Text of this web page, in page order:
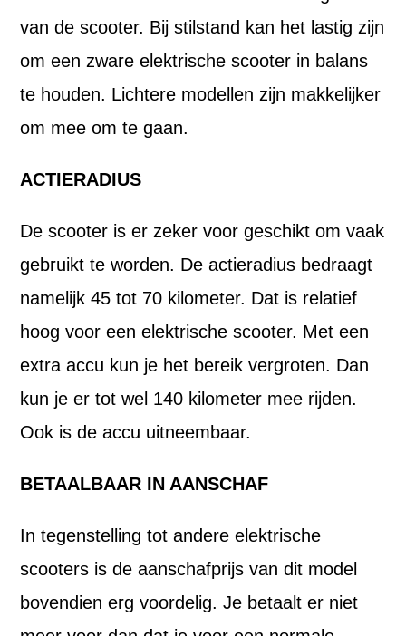
van de scooter. Bij stilstand kan het lastig zijn
om een zware elektrische scooter in balans
te houden. Lichtere modellen zijn makkelijker
om mee om te gaan.
ACTIERADIUS
De scooter is er zeker voor geschikt om vaak
gebruikt te worden. De actieradius bedraagt
namelijk 45 tot 70 kilometer. Dat is relatief
hoog voor een elektrische scooter. Met een
extra accu kun je het bereik vergroten. Dan
kun je er tot wel 140 kilometer mee rijden.
Ook is de accu uitneembaar.
BETAALBAAR IN AANSCHAF
In tegenstelling tot andere elektrische
scooters is de aanschafprijs van dit model
bovendien erg voordelig. Je betaalt er niet